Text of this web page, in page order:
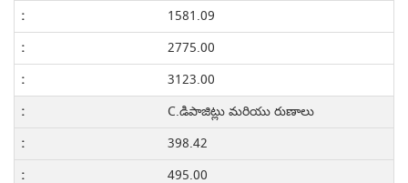
1581.09
2775.00
3123.00
C.డిపాజిట్లు మరియు రుణాలు
398.42
495.00